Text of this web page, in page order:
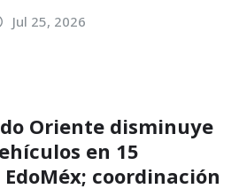
Jul 25, 2026
Oriente disminuye
en 15
coordinación